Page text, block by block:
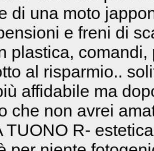
di una moto
e freni di
plastica,
al risparmio..
affidabile ma
che non avrei
TUONO R-